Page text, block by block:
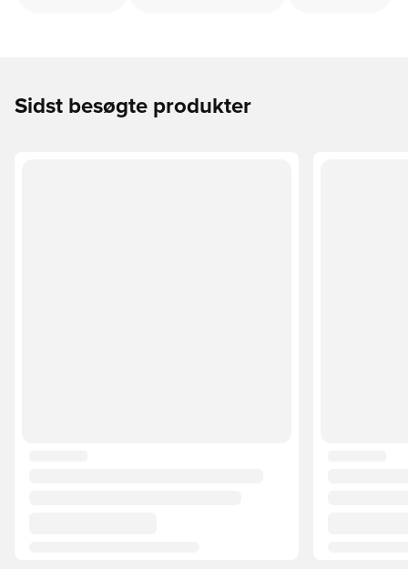
Sidst besøgte produkter